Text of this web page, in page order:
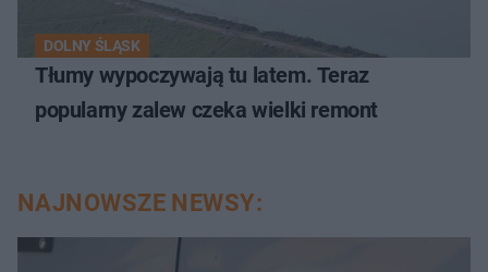
DOLNY ŚLĄSK
Tłumy wypoczywają tu latem. Teraz
popularny zalew czeka wielki remont
NAJNOWSZE NEWSY: